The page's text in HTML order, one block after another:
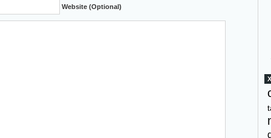
Website (Optional)